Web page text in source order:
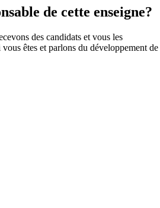
de cette enseigne?
des candidats et vous les
êtes et parlons du développement de